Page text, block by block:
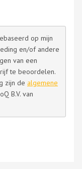
op mijn
en/of andere
van een
te beoordelen.
zijn de algemene
B.V. van